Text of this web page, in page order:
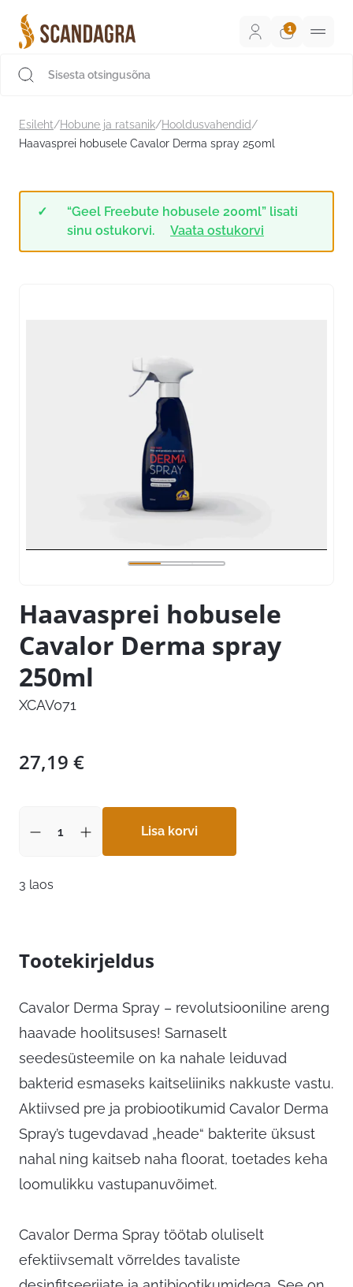
sisu
juurde
Esileht/Hobune ja ratsanik/Hooldusvahendid/
Haavasprei hobusele Cavalor Derma spray 250ml
“Geel Freebute hobusele 200ml” lisati
sinu ostukorvi.
Vaata ostukorvi
Haavasprei hobusele
Cavalor Derma spray
250ml
XCAV071
27,19 €
Lisa korvi
3 laos
Tootekirjeldus
Cavalor Derma Spray – revolutsiooniline areng
haavade hoolitsuses! Sarnaselt
seedesüsteemile on ka nahale leiduvad
bakterid esmaseks kaitseliiniks nakkuste vastu.
Aktiivsed pre ja probiootikumid Cavalor Derma
Spray’s tugevdavad „heade“ bakterite üksust
nahal ning kaitseb naha floorat, toetades keha
loomulikku vastupanuvõimet.
Cavalor Derma Spray töötab oluliselt
efektiivsemalt võrreldes tavaliste